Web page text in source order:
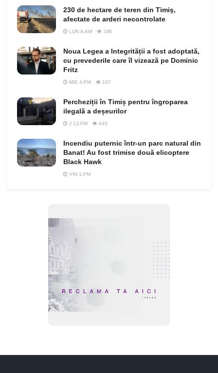
230 de hectare de teren din Timiş,
afectate de arderi necontrolate
LUN 9:AM 198
Noua Legea a Integrității a fost adoptată,
cu prevederile care îl vizează pe Dominic
Fritz
MIE 4:PM 107
Percheziții în Timiș pentru îngroparea
ilegală a deșeurilor
J 12:PM 445
Incendiu puternic într-un parc natural din
Banat! Au fost trimise două elicoptere
Black Hawk
VIN 1:PM